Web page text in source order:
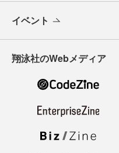
イベント
翔泳社のWebメディア